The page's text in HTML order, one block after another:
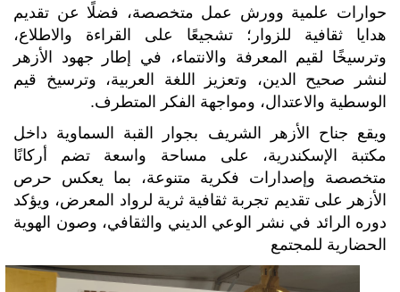
حوارات علمية وورش عمل متخصصة، فضلًا عن تقديم
هدايا ثقافية للزوار؛ تشجيعًا على القراءة والاطلاع،
وترسيخًا لقيم المعرفة والانتماء، في إطار جهود الأزهر
لنشر صحيح الدين، وتعزيز اللغة العربية، وترسيخ قيم
الوسطية والاعتدال، ومواجهة الفكر المتطرف.
ويقع جناح الأزهر الشريف بجوار القبة السماوية داخل
مكتبة الإسكندرية، على مساحة واسعة تضم أركانًا
متخصصة وإصدارات فكرية متنوعة، بما يعكس حرص
الأزهر على تقديم تجربة ثقافية ثرية لرواد المعرض، ويؤكد
دوره الرائد في نشر الوعي الديني والثقافي، وصون الهوية
الحضارية للمجتمع